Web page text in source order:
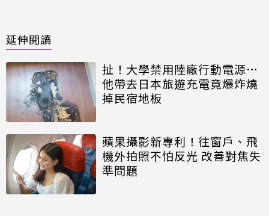
延伸閱讀
扯！大學禁用陸廠行動電源…
他帶去日本旅遊充電竟爆炸燒
掉民宿地板
蘋果攝影新專利！往窗戶、飛
機外拍照不怕反光 改善對焦失
準問題